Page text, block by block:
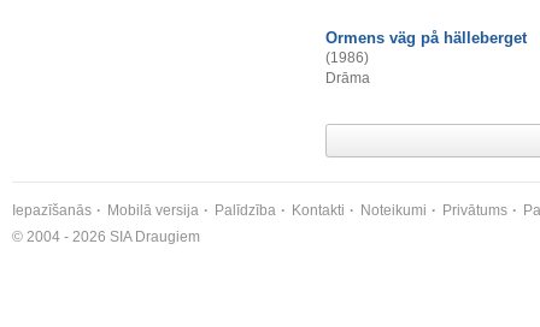
Ormens väg på hälleberget
(1986)
Drāma
Iepazīšanās Mobilā versija Palīdzība Kontakti Noteikumi Privātums
© 2004 - 2026 SIA Draugiem